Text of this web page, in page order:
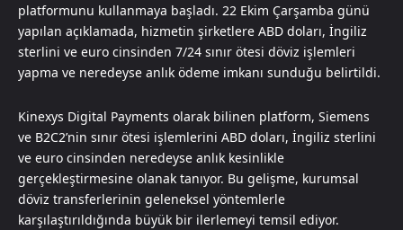
platformunu kullanmaya başladı. 22 Ekim Çarşamba günü
yapılan açıklamada, hizmetin şirketlere ABD doları, İngiliz
sterlini ve euro cinsinden 7/24 sınır ötesi döviz işlemleri
yapma ve neredeyse anlık ödeme imkanı sunduğu belirtildi.
Kinexys Digital Payments olarak bilinen platform, Siemens
ve B2C2’nin sınır ötesi işlemlerini ABD doları, İngiliz sterlini
ve euro cinsinden neredeyse anlık kesinlikle
gerçekleştirmesine olanak tanıyor. Bu gelişme, kurumsal
döviz transferlerinin geleneksel yöntemlerle
karşılaştırıldığında büyük bir ilerlemeyi temsil ediyor.